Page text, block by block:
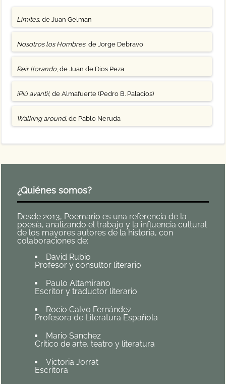
Límites, de Juan Gelman
Nosotros los Hombres, de Jorge Debravo
Reír llorando, de Juan de Dios Peza
¡Più avanti!, de Almafuerte (Pedro B. Palacios)
Walking around, de Pablo Neruda
¿Quiénes somos?
Desde 2013, Poemario es una referencia de la
poesía, analizando el trabajo y la influencia cultural
de los mayores autores de la historia, con
colaboraciones de:
David Rubio
Profesor y consultor literario
Paulo Altamirano
Escritor y traductor literario
Rocío Calvo Fernández
Profesora de Literatura Española
Mario Sanchez
Crítico de arte, teatro y literatura
Victoria Jorrat
Escritora